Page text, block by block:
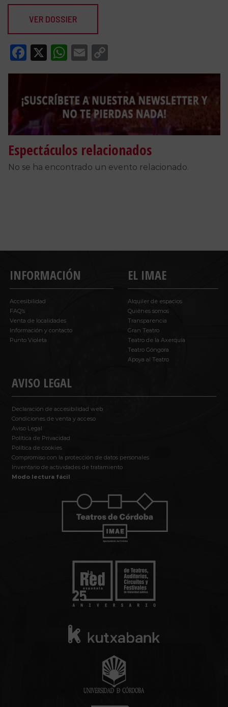
VER DOSSIER
Facebook
X WhatsApp
Email
Copy
Link
Espectáculos relacionados
No se ha encontrado un evento relacionado.
INFORMACIÓN
Accesibilidad
FAQ’s
Venta de localidades
Información y contacto
Punto Violeta
AVISO LEGAL
Declaración de accesibilidad web
Condiciones de venta y acceso
Aviso Legal
Política de Privacidad
Política de cookies
Compromiso con la protección de datos personales
Inventario de actividades de tratamiento
Modo lectura fácil
EL IMAE
Alquiler de espacios
Quiénes somos
Transparencia
Gran Teatro
Teatro de la Axerquía
Teatro Góngora
Apoya al Teatro